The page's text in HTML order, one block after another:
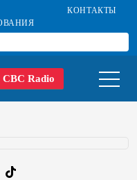
КОНТАКТЫ
CBC Radio